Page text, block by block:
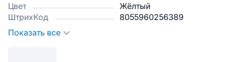
Цвет
Жёлтый
ШтрихКод
8055960256389
Показать все